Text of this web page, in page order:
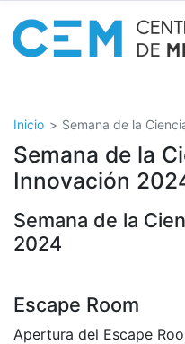
Inicio Semana de la
Semana de la
Innovación
Semana de la
2024
Escape Room
Apertura del Escape